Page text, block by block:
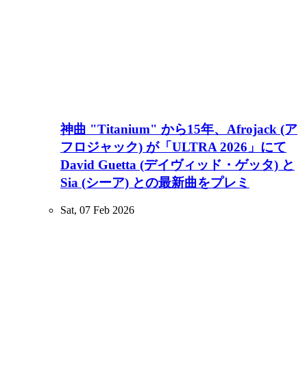
神曲 "Titanium" から15年、Afrojack (ア
フロジャック) が「ULTRA 2026」にて
David Guetta (デイヴィッド・ゲッタ) と
Sia (シーア) との最新曲をプレミ
Sat, 07 Feb 2026